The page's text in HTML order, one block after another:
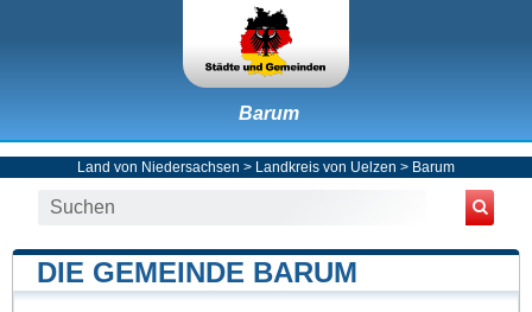
Barum
Land von Niedersachsen > Landkreis von Uelzen > Barum
DIE GEMEINDE BARUM